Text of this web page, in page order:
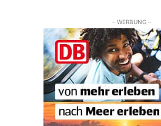
– WERBUNG –